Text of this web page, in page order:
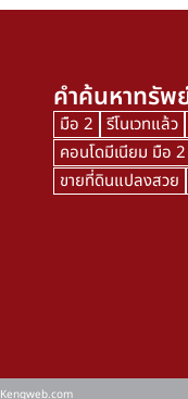
คำค้นหาทรัพ
มือ 2 รีโนเวทแล้ว
คอนโดมีเนียม มือ 2
ขายที่ดินแปลงสวย
Kengweb.com